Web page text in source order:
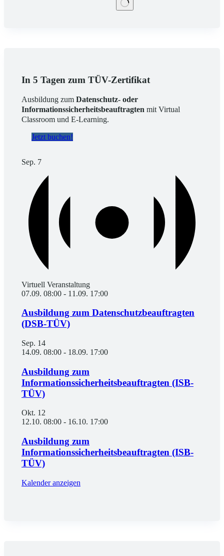
In 5 Tagen zum TÜV-Zertifikat
Ausbildung zum Datenschutz- oder
Informationssicherheitsbeauftragten mit Virtual
Classroom und E-Learning.
Jetzt buchen!
Sep. 7
Virtuell Veranstaltung
07.09. 08:00 - 11.09. 17:00
Ausbildung zum Datenschutzbeauftragten
(DSB-TÜV)
Sep. 14
14.09. 08:00 - 18.09. 17:00
Ausbildung zum
Informationssicherheitsbeauftragten (ISB-
TÜV)
Okt. 12
12.10. 08:00 - 16.10. 17:00
Ausbildung zum
Informationssicherheitsbeauftragten (ISB-
TÜV)
Kalender anzeigen